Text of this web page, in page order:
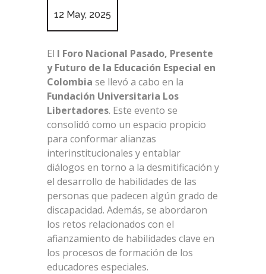
12 May, 2025
El I Foro Nacional Pasado, Presente
y Futuro de la Educación Especial en
Colombia se llevó a cabo en la
Fundación Universitaria Los
Libertadores. Este evento se
consolidó como un espacio propicio
para conformar alianzas
interinstitucionales y entablar
diálogos en torno a la desmitificación y
el desarrollo de habilidades de las
personas que padecen algún grado de
discapacidad. Además, se abordaron
los retos relacionados con el
afianzamiento de habilidades clave en
los procesos de formación de los
educadores especiales.